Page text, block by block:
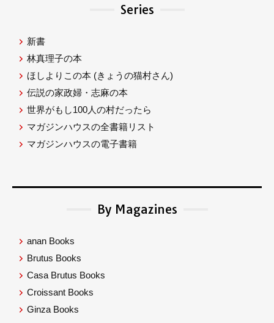
Series
新書
林真理子の本
ほしよりこの本 (きょうの猫村さん)
伝説の家政婦・志麻の本
世界がもし100人の村だったら
マガジンハウスの全書籍リスト
マガジンハウスの電子書籍
By Magazines
anan Books
Brutus Books
Casa Brutus Books
Croissant Books
Ginza Books